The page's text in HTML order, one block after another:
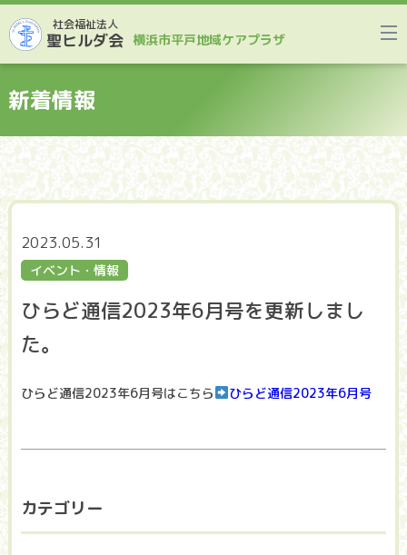
社会福祉法人
聖ヒルダ会 横浜市平戸地域ケアプラザ
新着情報
2023.05.31
イベント・情報
ひらど通信2023年6月号を更新しまし
た。
ひらど通信2023年6月号はこちら ひらど通信2023年6月号
カテゴリー